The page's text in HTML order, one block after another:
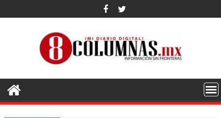
al